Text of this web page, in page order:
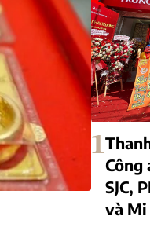
1
Công
SJC,
và Mi